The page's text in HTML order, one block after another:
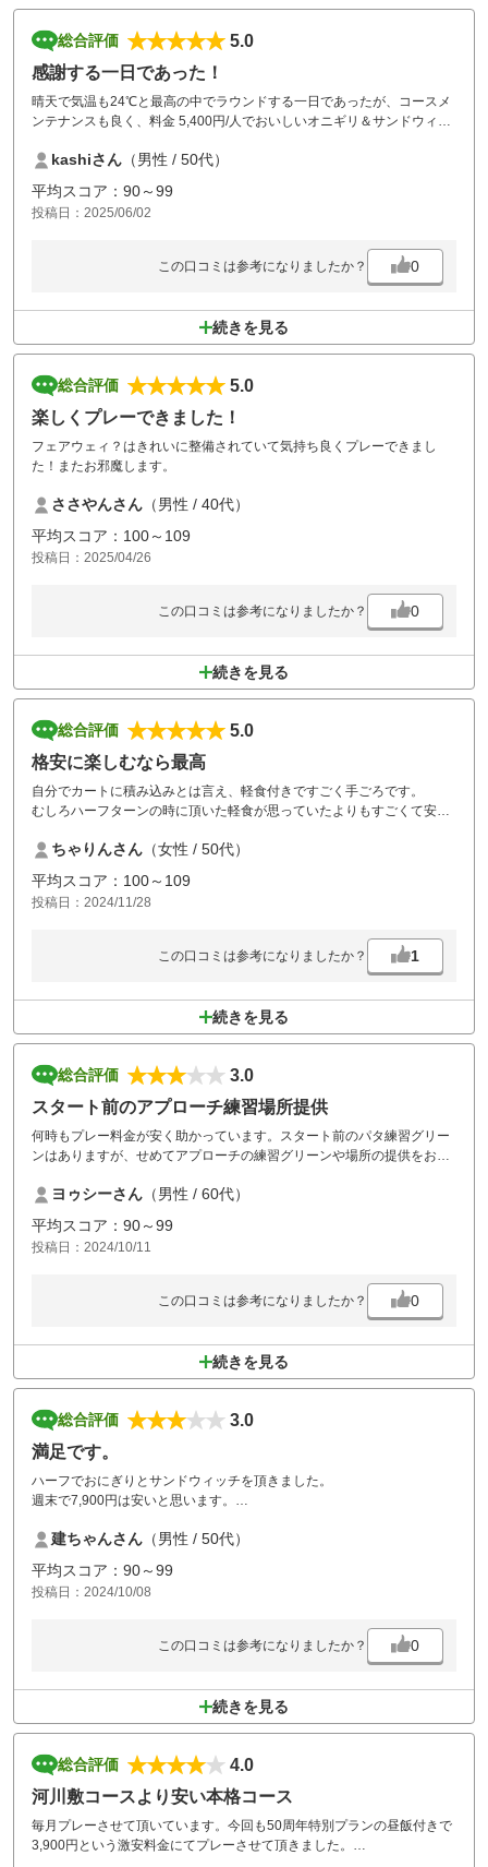
総合評価
5.0
感謝する一日であった！
晴天で気温も24℃と最高の中でラウンドする一日であったが、コースメ
ンテナンスも良く、料金 5,400円/人でおいしいオニギリ＆サンドウィッ
た。お風呂はないが出場者みなさん大満足の一日♪
kashiさん （男性 / 50代）
平均スコア：90～99
投稿日：2025/06/02
この口コミは参考になりましたか？ 0
続きを見る
総合評価
5.0
楽しくプレーできました！
フェアウェィ？はきれいに整備されていて気持ち良くプレーできまし
た！またお邪魔します。
ささやんさん （男性 / 40代）
平均スコア：100～109
投稿日：2025/04/26
この口コミは参考になりましたか？ 0
続きを見る
総合評価
5.0
格安に楽しむなら最高
自分でカートに積み込みとは言え、軽食付きですごく手ごろです。
むしろハーフターンの時に頂いた軽食が思っていたよりもすごくて安す
ナビは付いていないけど、コースもトリッキーなところもあり、昨日は
枯葉少なく、カート乗り入れオッケーだし、仲間内でワイワイやるなら
最高だと思います。
ちゃりんさん （女性 / 50代）
平均スコア：100～109
投稿日：2024/11/28
この口コミは参考になりましたか？ 1
続きを見る
総合評価
3.0
スタート前のアプローチ練習場所提供
何時もプレー料金が安く助かっています。スタート前のパタ練習グリー
ンはありますが、せめてアプローチの練習グリーンや場所の提供をお願
ヨゥシーさん （男性 / 60代）
平均スコア：90～99
投稿日：2024/10/11
この口コミは参考になりましたか？ 0
続きを見る
総合評価
3.0
満足です。
ハーフでおにぎりとサンドウィッチを頂きました。
週末で7,900円は安いと思います。
建ちゃんさん （男性 / 50代）
平均スコア：90～99
投稿日：2024/10/08
この口コミは参考になりましたか？ 0
続きを見る
総合評価
4.0
河川敷コースより安い本格コース
毎月プレーさせて頂いています。今回も50周年特別プランの昼飯付きで
3,900円という激安料金にてプレーさせて頂きました。